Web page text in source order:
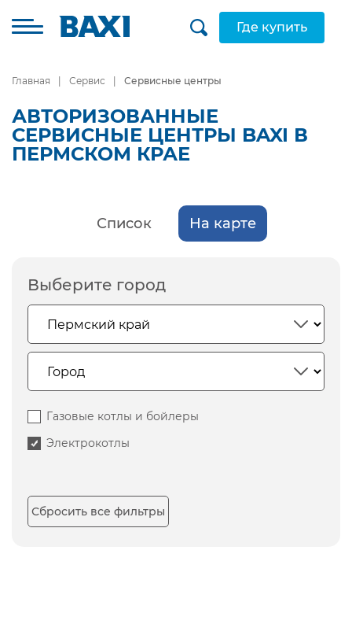
Где купить
Главная Сервис Сервисные центры
АВТОРИЗОВАННЫЕ
СЕРВИСНЫЕ ЦЕНТРЫ BAXI В
ПЕРМСКОМ КРАЕ
Список На карте
Выберите город
Газовые котлы и бойлеры
Электрокотлы
Сбросить все фильтры